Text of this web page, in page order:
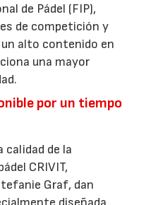
de Pádel (FIP),
de competición y
alto contenido en
una mayor
por un tiempo
calidad de la
CRIVIT,
Graf, dan